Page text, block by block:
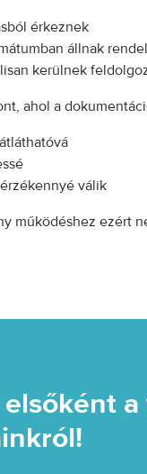
érkeznek
állnak
kerülnek
ahol a
válik
működéshez ezért